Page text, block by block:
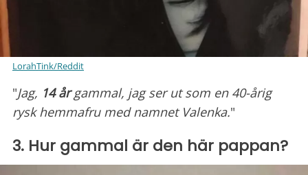
LorahTink/Reddit
"Jag, 14 årgammal, jag ser ut som en 40-årig
rysk hemmafru med namnet Valenka."
3. Hur gammal är den här pappan?